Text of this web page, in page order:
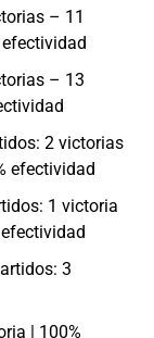
– 11
– 13
2 victorias
efectividad
1 victoria
3
| 100%